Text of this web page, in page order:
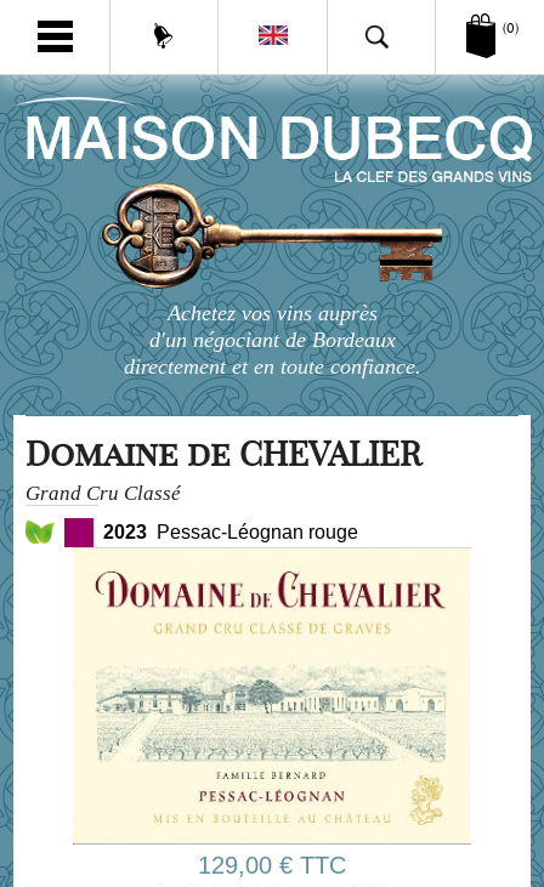
(0)
Achetez vos vins auprès
d'un négociant de Bordeaux
directement et en toute confiance.
Domaine de CHEVALIER
Grand Cru Classé
2023 Pessac-Léognan rouge
129,00 € TTC